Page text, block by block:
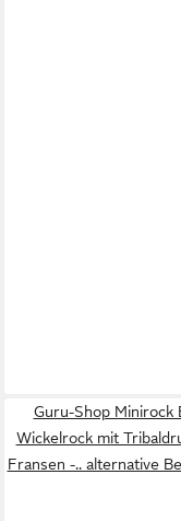
Guru-Shop Minirock
Wickelrock mit
Fransen -.. alternative